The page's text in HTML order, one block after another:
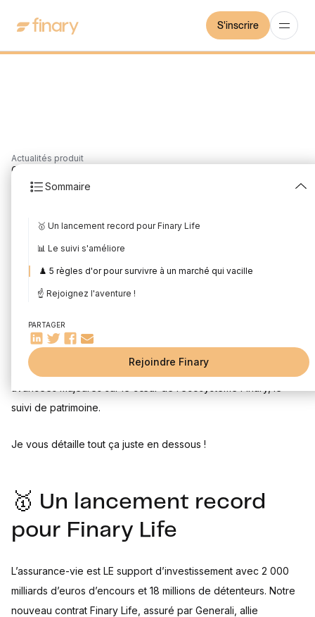
S'inscrire
Actualités produit
Sommaire
🥇 Un lancement record pour Finary Life
📊 Le suivi s'améliore
♟️ 5 règles d'or pour survivre à un marché qui vacille
☝️ Rejoignez l'aventure !
PARTAGER
Rejoindre Finary
6
de février 2025
Il s’est passé beaucoup de choses dans la galaxie Finary :
lancement record de notre assurance-vie Finary Life et des
suivi de patrimoine.
Je vous détaille tout ça juste en dessous !
🥇 Un lancement record
pour Finary Life
L’assurance-vie est LE support d’investissement avec 2 000
milliards d’euros d’encours et 18 millions de détenteurs. Notre
nouveau contrat Finary Life, assuré par Generali, allie